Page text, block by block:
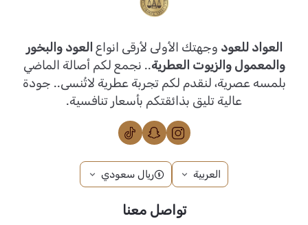
العواد للعود وجهتك الأولى لأرقى انواع العود والبخور
والمعمول والزيوت العطرية.. نجمع لكم أصالة الماضي
بلمسه عصرية، لنقدم لكم تجربة عطرية لاتُنسى.. جودة
عالية تليق بذائقتكم بأسعار تنافسية.
العربية ريال سعودي
تواصل معنا